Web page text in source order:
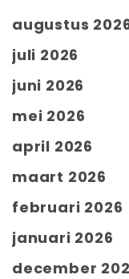
augustus
juli 2026
juni 2026
mei 2026
april 2026
maart 2026
februari 2026
januari 2026
december